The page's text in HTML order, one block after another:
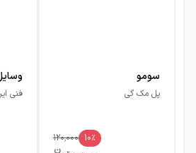
سومو
پل مک گی
120,000 10٪
فنی